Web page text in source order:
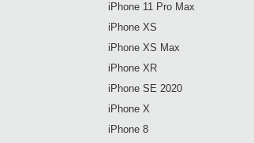
iPhone 11 Pro Max
iPhone XS
iPhone XS Max
iPhone XR
iPhone SE 2020
iPhone X
iPhone 8